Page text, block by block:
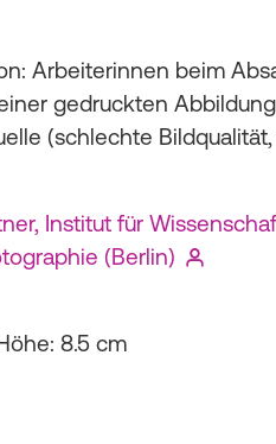
Arbeiterinnen beim
gedruckten
(schlechte
Institut für
(Berlin)
8.5 cm